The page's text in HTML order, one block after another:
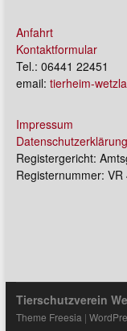
Anfahrt
Kontaktformular
Tel.: 06441 22451
email: tierheim-
Impressum
Datenschutzerklärung
Registergericht:
Registernummer: VR
Tierschutzverein
Theme Freesia |